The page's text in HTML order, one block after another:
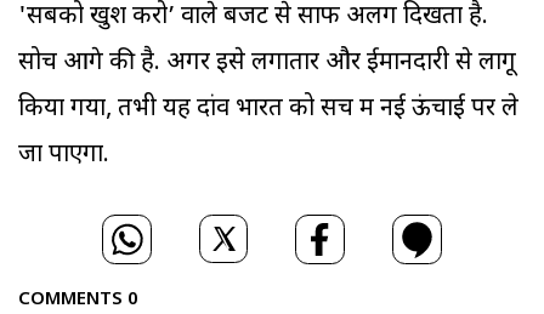
'सबको खुश करो’ वाले बजट से साफ अलग दिखता है.
सोच आगे की है. अगर इसे लगातार और ईमानदारी से लागू
किया गया, तभी यह दांव भारत को सच में नई ऊंचाई पर ले
जा पाएगा.
COMMENTS 0